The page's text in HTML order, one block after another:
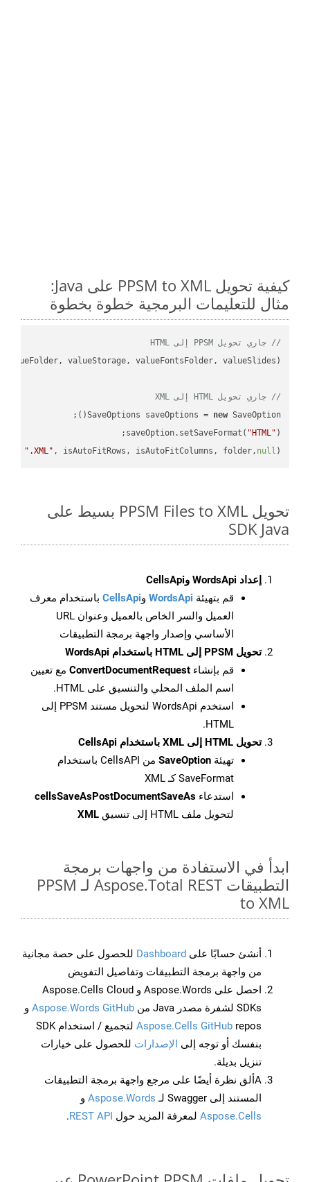
كيفية تحويل PPSM to XML على Java:
مثال للتعليمات البرمجية خطوة بخطوة
// جاري تحويل PPSM إلى HTML
// جاري تحويل HTML إلى XML
SaveOptions saveOptions = new
saveOption.setSaveFormat( "HTML"
".XML" , isAutoFitRows, isAutoFitColumns, folder, null );
تحويل PPSM Files to XML بسيط على
SDK Java
إعداد WordsApi وCellsApi
قم بتهيئة WordsApi وCellsApi باستخدام معرف
العميل والسر الخاص بالعميل وعنوان URL
الأساسي وإصدار واجهة برمجة التطبيقات
تحويل PPSM إلى HTML باستخدام WordsApi
قم بإنشاء ConvertDocumentRequest مع تعيين
اسم الملف المحلي والتنسيق على HTML.
استخدم WordsApi لتحويل مستند PPSM إلى
HTML.
تحويل HTML إلى XML باستخدام CellsApi
تهيئة SaveOption
من CellsAPI باستخدام
SaveFormat كـ XML
استدعاء cellsSaveAsPostDocumentSaveAs
لتحويل ملف HTML إلى تنسيق
XML
ابدأ في الاستفادة من واجهات برمجة
التطبيقات Aspose.Total REST لـ PPSM
to XML
أنشئ حسابًا على Dashboard للحصول على حصة مجانية
من واجهة برمجة التطبيقات وتفاصيل التفويض
احصل على Aspose.Words و Aspose.Cells Cloud
SDKs لشفرة مصدر Java من
Aspose.Words GitHub و
Aspose.Cells GitHub
repos لتجميع / استخدام SDK
بنفسك أو توجه إلى الإصدارات للحصول على خيارات
تنزيل بديلة.
Aألق نظرة أيضًا على مرجع واجهة برمجة التطبيقات
المستند إلى Swagger لـ
Aspose.Words و
Aspose.Cells لمعرفة المزيد حول REST API
.